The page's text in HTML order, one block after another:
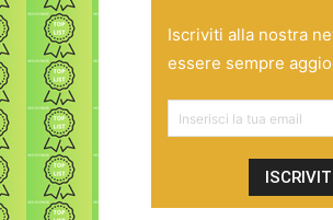
Iscriviti alla nostra
essere sempre